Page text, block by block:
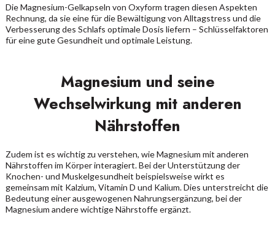
Die Magnesium-Gelkapseln von Oxyform tragen diesen Aspekten
Rechnung, da sie eine für die Bewältigung von Alltagstress und die
Verbesserung des Schlafs optimale Dosis liefern – Schlüsselfaktoren
für eine gute Gesundheit und optimale Leistung.
Magnesium und seine
Wechselwirkung mit anderen
Nährstoffen
Zudem ist es wichtig zu verstehen, wie Magnesium mit anderen
Nährstoffen im Körper interagiert. Bei der Unterstützung der
Knochen- und Muskelgesundheit beispielsweise wirkt es
gemeinsam mit Kalzium, Vitamin D und Kalium. Dies unterstreicht die
Bedeutung einer ausgewogenen Nahrungsergänzung, bei der
Magnesium andere wichtige Nährstoffe ergänzt.